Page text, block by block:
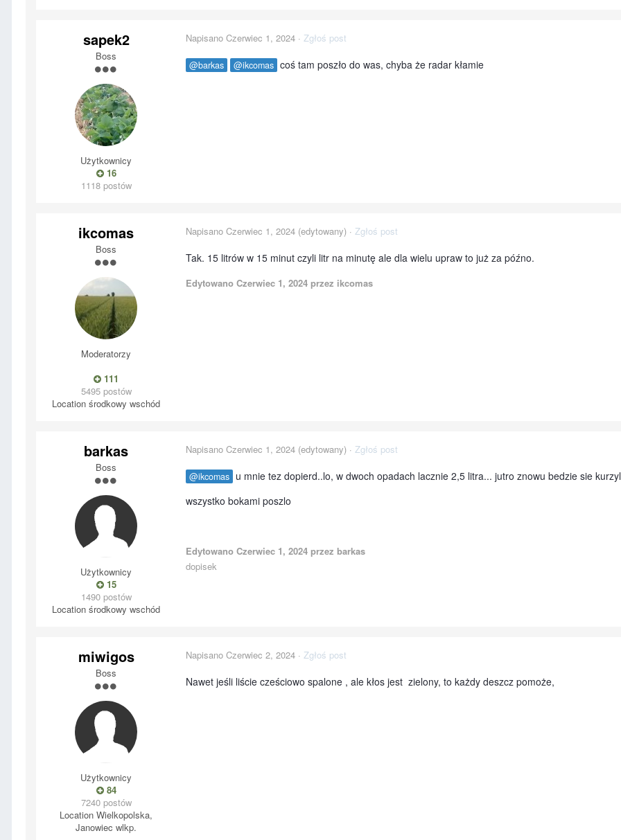
sapek2
Boss
Użytkownicy
16
1118 postów
Napisano Czerwiec 1, 2024 · Zgłoś post
@barkas @ikcomas coś tam poszło do was, chyba że radar kłamie
ikcomas
Boss
Moderatorzy
111
5495 postów
Location środkowy wschód
Napisano Czerwiec 1, 2024 (edytowany) · Zgłoś post
Tak. 15 litrów w 15 minut czyli litr na minutę ale dla wielu upraw to już za późno.
Edytowano Czerwiec 1, 2024 przez ikcomas
barkas
Boss
Użytkownicy
15
1490 postów
Location środkowy wschód
Napisano Czerwiec 1, 2024 (edytowany) · Zgłoś post
@ikcomas u mnie tez dopierd..lo, w dwoch opadach lacznie 2,5 litra... jutro znowu bedzie sie
wszystko bokami poszlo
Edytowano Czerwiec 1, 2024 przez barkas
dopisek
miwigos
Boss
Użytkownicy
84
7240 postów
Location Wielkopolska,
Janowiec wlkp.
Napisano Czerwiec 2, 2024 · Zgłoś post
Nawet jeśli liście cześciowo spalone , ale kłos jest zielony, to każdy deszcz pomoże,